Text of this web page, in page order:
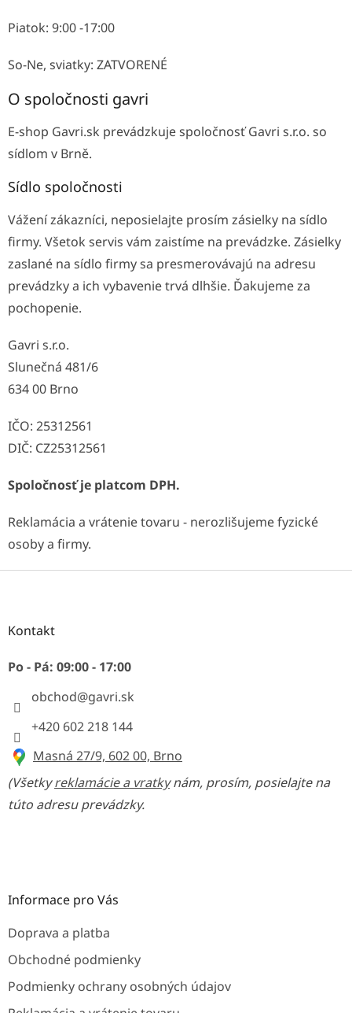
Piatok: 9:00 -17:00
So-Ne, sviatky: ZATVORENÉ
O spoločnosti gavri
E-shop Gavri.sk prevádzkuje spoločnosť Gavri s.r.o. so
sídlom v Brně.
Sídlo spoločnosti
Vážení zákazníci, neposielajte prosím zásielky na sídlo
firmy. Všetok servis vám zaistíme na prevádzke. Zásielky
zaslané na sídlo firmy sa presmerovávajú na adresu
prevádzky a ich vybavenie trvá dlhšie. Ďakujeme za
pochopenie.
Gavri s.r.o.
Slunečná 481/6
634 00 Brno
IČO: 25312561
DIČ: CZ25312561
Spoločnosť je platcom DPH.
Reklamácia a vrátenie tovaru - nerozlišujeme fyzické
osoby a firmy.
Z
Kontakt
Po - Pá: 09:00 - 17:00
obchod@gavri.sk
+420 602 218 144
Masná 27/9, 602 00, Brno
(Všetkyreklamácie a vratkynám, prosím, posielajte na
túto adresu prevádzky.
Informace pro Vás
Doprava a platba
Obchodné podmienky
Podmienky ochrany osobných údajov